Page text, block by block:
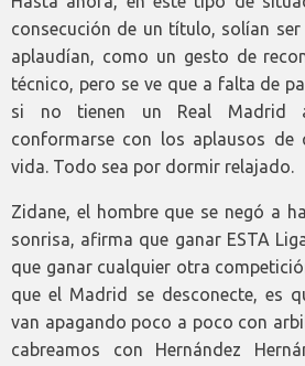
consecución de un título, solían
aplaudían, como un gesto de
técnico, pero se ve que a falta de
si no tienen un Real Madrid
conformarse con los aplausos de
vida. Todo sea por dormir relajado.
Zidane, el hombre que se negó a
sonrisa, afirma que ganar ESTA
que ganar cualquier otra
que el Madrid se desconecte, es
van apagando poco a poco con
cabreamos con Hernández